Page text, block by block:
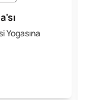
Yogasına